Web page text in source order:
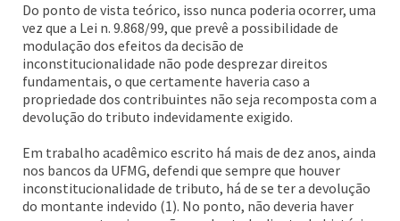
Do ponto de vista teórico, isso nunca poderia ocorrer, uma
vez que a Lei n. 9.868/99, que prevê a possibilidade de
modulação dos efeitos da decisão de
inconstitucionalidade não pode desprezar direitos
fundamentais, o que certamente haveria caso a
propriedade dos contribuintes não seja recomposta com a
devolução do tributo indevidamente exigido.
Em trabalho acadêmico escrito há mais de dez anos, ainda
nos bancos da UFMG, defendi que sempre que houver
inconstitucionalidade de tributo, há de se ter a devolução
do montante indevido (1). No ponto, não deveria haver